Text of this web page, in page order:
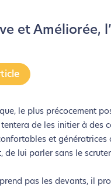
et Améliorée,
le plus précocement
de les initier à
et
lui parler sans le
pas les devants, il